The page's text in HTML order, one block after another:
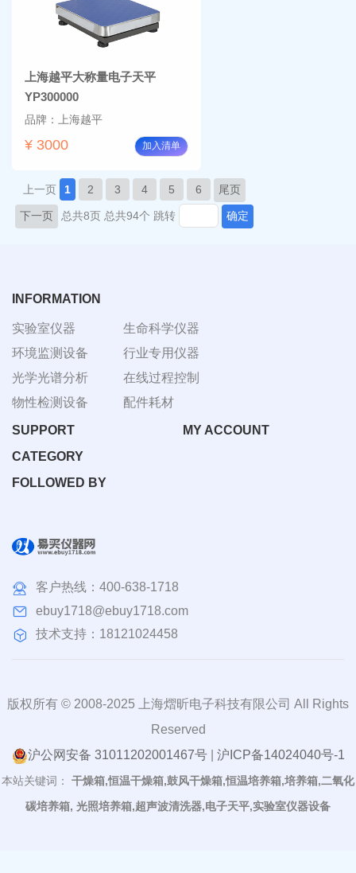
上海越平大称量电子天平
YP300000
品牌：上海越平
¥ 3000 加入清单
上一页 1 2 3 4 5 6 尾页
下一页 总共8页 总共94个 跳转 确定
INFORMATION
实验室仪器
环境监测设备
光学光谱分析
物性检测设备
生命科学仪器
行业专用仪器
在线过程控制
配件耗材
SUPPORT
MY ACCOUNT
CATEGORY
FOLLOWED BY
客户热线： 400-638-1718
ebuy1718@ebuy1718.com
技术支持：18121024458
版权所有 © 2008-2025 上海熠昕电子科技有限公司 All Rights
Reserved
沪公网安备 31011202001467号| 沪ICP备14024040号-1
本站关键词：
干燥箱,恒温干燥箱,鼓风干燥箱,恒温培养箱,培养箱,二氧化
碳培养箱, 光照培养箱,超声波清洗器,电子天平,实验室仪器设备